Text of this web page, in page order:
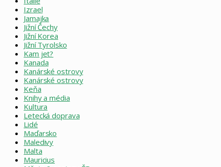
Izrael
Jamajka
Jižní Čechy
Jižní Korea
Jižní Tyrolsko
Kam jet?
Kanada
Kanárské ostrovy
Kanárské ostrovy
Keňa
Knihy a média
Kultura
Letecká doprava
Lidé
Maďarsko
Maledivy
Malta
Mauricius